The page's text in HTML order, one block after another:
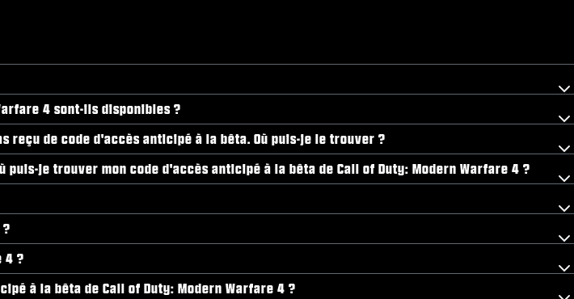
4 sont-ils disponibles ?
reçu de code d'accès anticipé à la bêta. Où puis-je le trouver ?
je trouver mon code d'accès anticipé à la bêta de Call of Duty: Modern Warfare 4 ?
?
4 ?
à la bêta de Call of Duty: Modern Warfare 4 ?